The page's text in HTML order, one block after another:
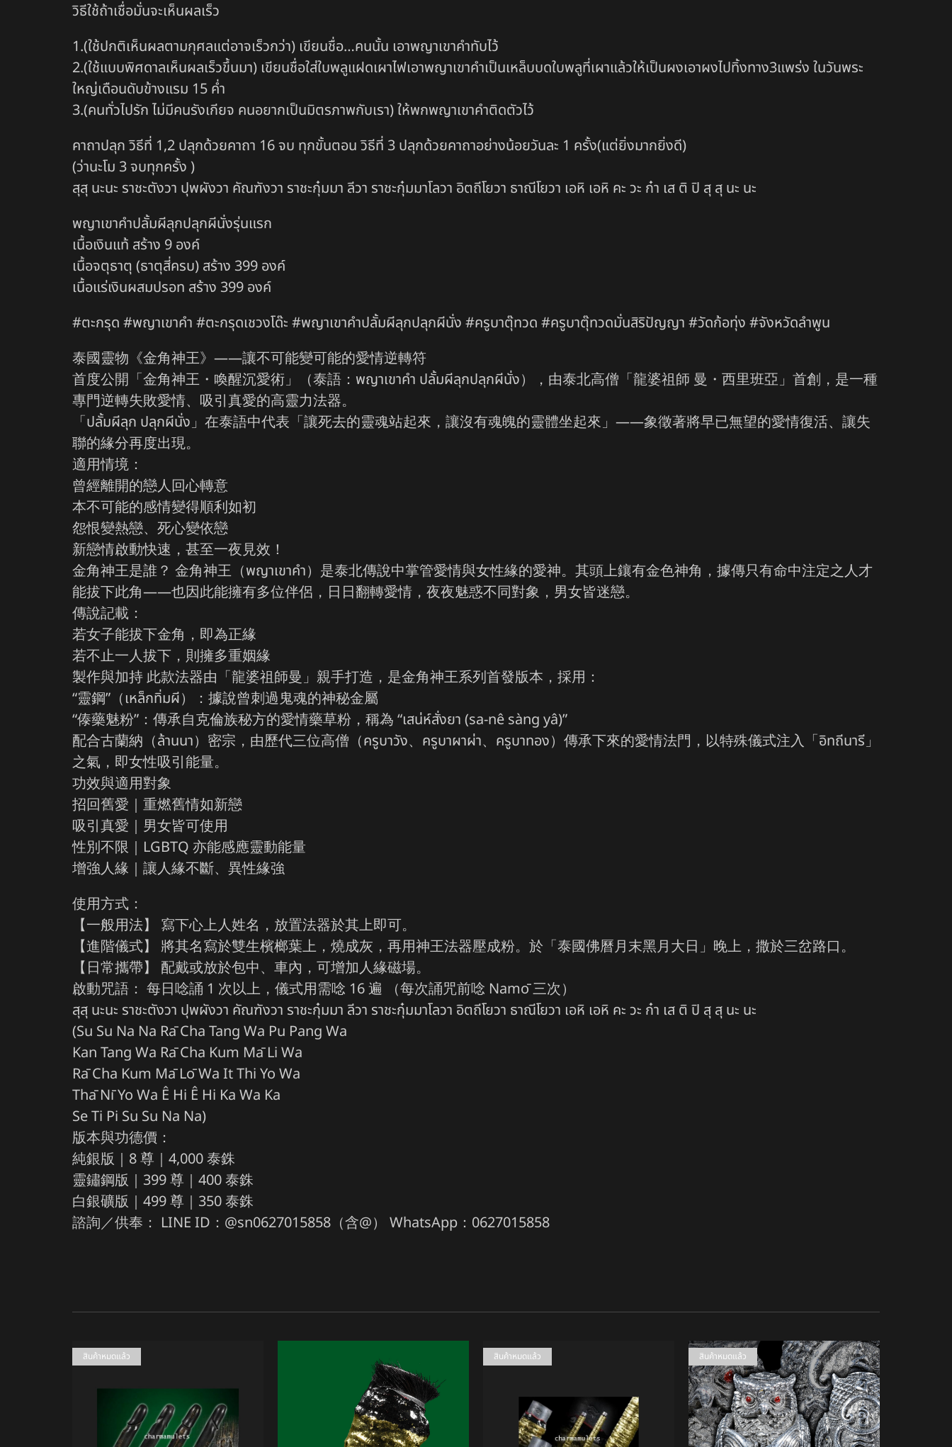
วิธีใช้ถ้าเชื่อมั่นจะเห็นผลเร็ว
1.(ใช้ปกติเห็นผลตามกุศลแต่อาจเร็วกว่า) เขียนชื่อ…คนนั้น เอาพญาเขาคำทับไว้
2.(ใช้แบบพิศดาลเห็นผลเร็วขึ้นมา) เขียนชื่อใส่ใบพลูแฝดเผาไฟเอาพญาเขาคำเป็นเหล็บบดใบพลูที่เผาแล้วให้เป็นผงเอาผงไปทิ้งทาง3แพร่ง ในวันพระ
ใหญ่เดือนดับข้างแรม 15 ค่ำ
3.(คนทั่วไปรัก ไม่มีคนรังเกียจ คนอยากเป็นมิตรภาพกับเรา) ให้พกพญาเขาคำติดตัวไว้
คาถาปลุก วิธีที่ 1,2 ปลุกด้วยคาถา 16 จบ ทุกขั้นตอน วิธีที่ 3 ปลุกด้วยคาถาอย่างน้อยวันละ 1 ครั้ง(แต่ยิ่งมากยิ่งดี)
(ว่านะโม 3 จบทุกครั้ง )
สุสุ นะนะ ราชะตังวา ปุพผังวา คัณฑังวา ราชะกุ๋มมา ลีวา ราชะกุ๋มมาโลวา อิตถีโยวา ธาณีโยวา เอหิ เอหิ คะ วะ ก๋า เส ติ ปิ สุ สุ นะ นะ
พญาเขาคำปลั้มผีลุกปลุกผีนั่งรุ่นแรก
เนื้อเงินแท้ สร้าง 9 องค์
เนื้อจตุธาตุ (ธาตุสี่ครบ) สร้าง 399 องค์
เนื้อแร่เงินผสมปรอท สร้าง 399 องค์
#ตะกรุด #พญาเขาคำ #ตะกรุดเชวงโด๊ะ #พญาเขาคำปลั้มผีลุกปลุกผีนั่ง #ครูบาตุ๊ทวด #ครูบาตุ๊ทวดมั่นสิริปัญญา #วัดก้อทุ่ง #จังหวัดลำพูน
泰國靈物《金角神王》——讓不可能變可能的愛情逆轉符
首度公開「金角神王・喚醒沉愛術」（泰語：พญาเขาคำ ปลั้มผีลุกปลุกผีนั่ง），由泰北高僧「龍婆祖師 曼・西里班亞」首創，是一種
專門逆轉失敗愛情、吸引真愛的高靈力法器。
「ปลั้มผีลุก ปลุกผีนั่ง」在泰語中代表「讓死去的靈魂站起來，讓沒有魂魄的靈體坐起來」——象徵著將早已無望的愛情復活、讓失
聯的緣分再度出現。
適用情境：
曾經離開的戀人回心轉意
本不可能的感情變得順利如初
怨恨變熱戀、死心變依戀
新戀情啟動快速，甚至一夜見效！
金角神王是誰？ 金角神王（พญาเขาคำ）是泰北傳說中掌管愛情與女性緣的愛神。其頭上鑲有金色神角，據傳只有命中注定之人才
能拔下此角——也因此能擁有多位伴侶，日日翻轉愛情，夜夜魅惑不同對象，男女皆迷戀。
傳說記載：
若女子能拔下金角，即為正緣
若不止一人拔下，則擁多重姻緣
製作與加持 此款法器由「龍婆祖師曼」親手打造，是金角神王系列首發版本，採用：
“靈鋼”（เหล็กทิ่มผี）：據說曾刺過鬼魂的神秘金屬
“傣藥魅粉”：傳承自克倫族秘方的愛情藥草粉，稱為 “เสน่ห์สั่งยา (sa-nê sàng yâ)”
配合古蘭納（ล้านนา）密宗，由歷代三位高僧（ครูบาวัง、ครูบาผาผ่า、ครูบาทอง）傳承下來的愛情法門，以特殊儀式注入「อิทถีนารี」
之氣，即女性吸引能量。
功效與適用對象
招回舊愛｜重燃舊情如新戀
吸引真愛｜男女皆可使用
性別不限｜LGBTQ 亦能感應靈動能量
增強人緣｜讓人緣不斷、異性緣強
使用方式：
【一般用法】 寫下心上人姓名，放置法器於其上即可。
【進階儀式】 將其名寫於雙生檳榔葉上，燒成灰，再用神王法器壓成粉。於「泰國佛曆月末黑月大日」晚上，撒於三岔路口。
【日常攜帶】 配戴或放於包中、車內，可增加人緣磁場。
啟動咒語： 每日唸誦 1 次以上，儀式用需唸 16 遍 （每次誦咒前唸 Namō 三次）
สุสุ นะนะ ราชะตังวา ปุพผังวา คัณฑังวา ราชะกุ๋มมา ลีวา ราชะกุ๋มมาโลวา อิตถีโยวา ธาณีโยวา เอหิ เอหิ คะ วะ ก๋า เส ติ ปิ สุ สุ นะ นะ
(Su Su Na Na Rā Cha Tang Wa Pu Pang Wa
Kan Tang Wa Rā Cha Kum Mā Li Wa
Rā Cha Kum Mā Lō Wa It Thi Yo Wa
Thā Nī Yo Wa Ê Hi Ê Hi Ka Wa Ka
Se Ti Pi Su Su Na Na)
版本與功德價：
純銀版｜8 尊｜4,000 泰銖
靈鏽鋼版｜399 尊｜400 泰銖
白銀礦版｜499 尊｜350 泰銖
諮詢／供奉： LINE ID：@sn0627015858（含@） WhatsApp：0627015858
สินค้าหมดแล้ว สินค้าหมดแล้ว สินค้าหมดแล้ว